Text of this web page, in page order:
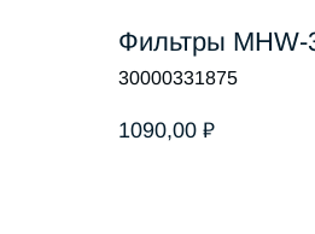
Фильтры
30000331875
1090,00 ₽